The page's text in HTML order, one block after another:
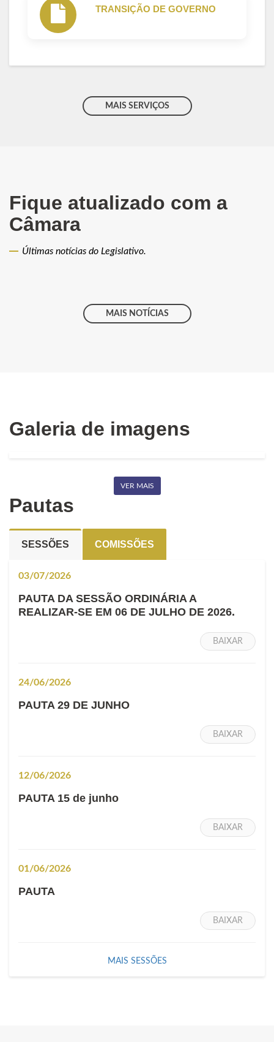
TRANSIÇÃO DE GOVERNO
MAIS SERVIÇOS
Fique atualizado com a
Câmara
Últimas notícias do Legislativo.
MAIS NOTÍCIAS
Galeria de imagens
VER MAIS
Pautas
SESSÕES COMISSÕES
03/07/2026
PAUTA DA SESSÃO ORDINÁRIA A
REALIZAR-SE EM 06 DE JULHO DE 2026.
BAIXAR
24/06/2026
PAUTA 29 DE JUNHO
BAIXAR
12/06/2026
PAUTA 15 de junho
BAIXAR
01/06/2026
PAUTA
BAIXAR
MAIS SESSÕES